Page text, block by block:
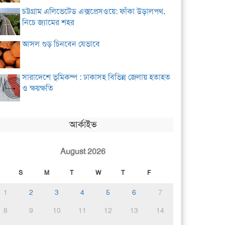
চট্টগ্রাম এলিভেটেড এক্সপ্রেসওয়ে: ফাঁকা উড়ালপথ,
নিচে জ্যামের শহর
আসল গুড় চিনবেন যেভাবে
সারাদেশে ভূমিকম্প : ঢাকাসহ বিভিন্ন জেলায় হতাহত
ও ক্ষয়ক্ষতি
আর্কাইভ
August 2026
S M T W T F
1 2 3 4 5 6
7
8
9 10 11 12 13
14